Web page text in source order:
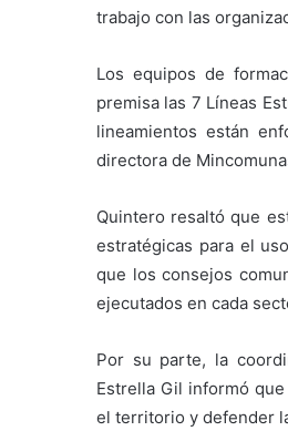
trabajo con las
​Los equipos de
premisa las 7 Líneas
lineamientos están
directora de
Quintero resaltó que
estratégicas para el
que los consejos
ejecutados en cada
​Por su parte, la
Estrella Gil informó
el territorio y defender